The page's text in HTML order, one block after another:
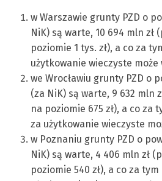
w Warszawie grunty PZD o
NiK) są warte, 10 694 mln zł
poziomie 1 tys. zł), a co za
użytkowanie wieczyste może
we Wrocławiu grunty PZD o
(za NiK) są warte, 9 632 mln
na poziomie 675 zł), a co za
za użytkowanie wieczyste
w Poznaniu grunty PZD o
NiK) są warte, 4 406 mln zł
poziomie 540 zł), a co za